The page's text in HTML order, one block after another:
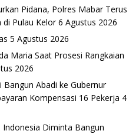
Pidana, Polres Mabar Terus
di Pulau Kelor 6 Agustus 2026
5 Agustus 2026
Maria Saat Prosesi Rangkaian
2026
Abadi ke Gubernur
Kompensasi 16 Pekerja 4
Indonesia Diminta Bangun